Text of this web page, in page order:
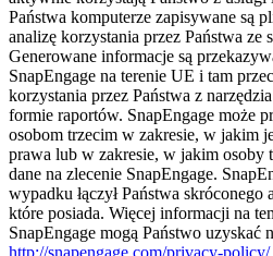
Państwa komputerze zapisywane są
analizę korzystania przez Państwa ze
Generowane informacje są
SnapEngage na terenie UE i tam
korzystania przez Państwa z
formie raportów. SnapEngage może
osobom trzecim w zakresie, w jakim
prawa lub w zakresie, w jakim osoby
dane na zlecenie SnapEngage.
wypadku łączył Państwa
które posiada. Więcej informacji na
SnapEngage mogą Państwo uzyskać